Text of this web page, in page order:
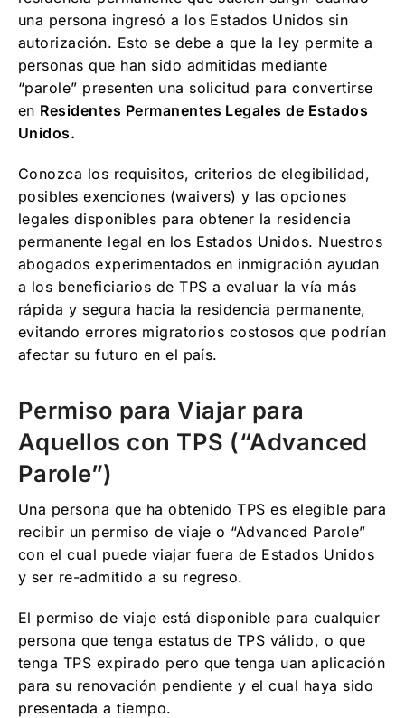
una persona ingresó a los Estados Unidos sin
autorización. Esto se debe a que la ley permite a
personas que han sido admitidas mediante
“parole” presenten una solicitud para convertirse
en Residentes Permanentes Legales de Estados
Unidos.
Conozca los requisitos, criterios de elegibilidad,
posibles exenciones (waivers) y las opciones
legales disponibles para obtener la residencia
permanente legal en los Estados Unidos. Nuestros
abogados experimentados en inmigración ayudan
a los beneficiarios de TPS a evaluar la vía más
rápida y segura hacia la residencia permanente,
evitando errores migratorios costosos que podrían
afectar su futuro en el país.
Permiso para Viajar para
Aquellos con TPS (“Advanced
Parole”)
Una persona que ha obtenido TPS es elegible para
recibir un permiso de viaje o “Advanced Parole”
con el cual puede viajar fuera de Estados Unidos
y ser re-admitido a su regreso.
El permiso de viaje está disponible para cualquier
persona que tenga estatus de TPS válido, o que
tenga TPS expirado pero que tenga uan aplicación
para su renovación pendiente y el cual haya sido
presentada a tiempo.